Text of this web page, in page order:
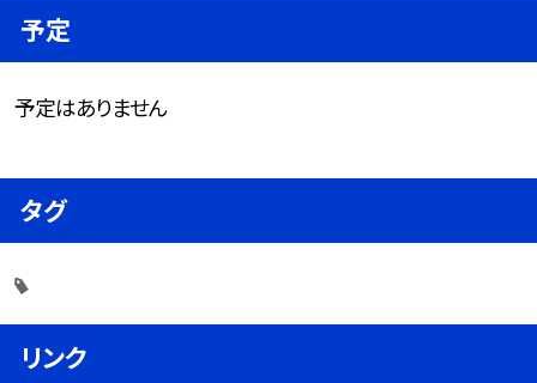
予定
予定はありません
タグ
リンク